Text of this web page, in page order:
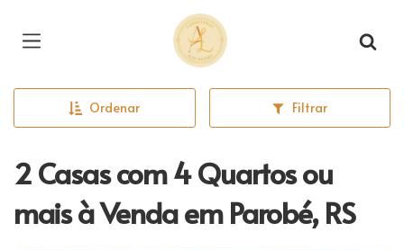
Página inicial
Ordenar Filtrar
2 Casas com 4 Quartos ou
mais à Venda em Parobé, RS